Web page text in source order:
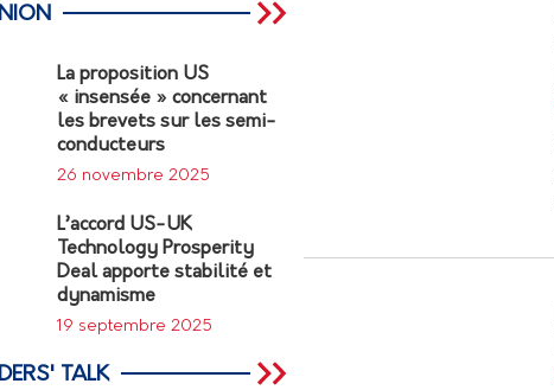
La proposition US
« insensée » concernant
les brevets sur les semi-
conducteurs
26 novembre 2025
L’accord US-UK
Technology Prosperity
Deal apporte stabilité et
dynamisme
19 septembre 2025
TALK